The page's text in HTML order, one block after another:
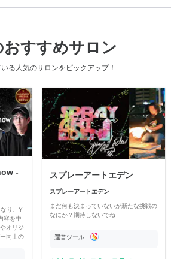
おすすめサロン
る人気のサロンをピックアップ！
-
り、Y
容を中
オリジ
同士の
スプレーアートエデン
スプレーアートエデン
まだ何も決まっていないが新たな挑戦の
なにか？期待しないでね
運営ツール